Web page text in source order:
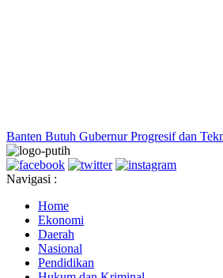
Banten Butuh Gubernur Progresif dan
Navigasi :
Home
Ekonomi
Daerah
Nasional
Pendidikan